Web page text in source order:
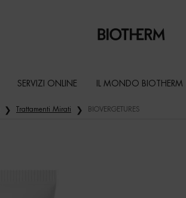
SERVIZI ONLINE IL MONDO BIOTHERM
Trattamenti Mirati BIOVERGETURES